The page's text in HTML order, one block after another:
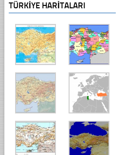
TÜRKIYE HARITALARI